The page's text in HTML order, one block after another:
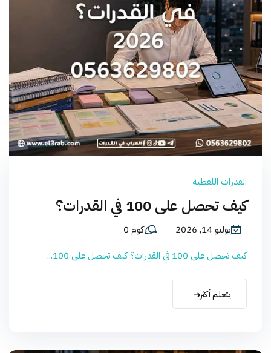
القدرات اللفظية
كيف تحصل على 100 في القدرات؟
يوليو 14, 2026
كوم 0
كيف تحصل على 100 في القدرات؟ كيف تحصل على 100...
يتعلم أكثر